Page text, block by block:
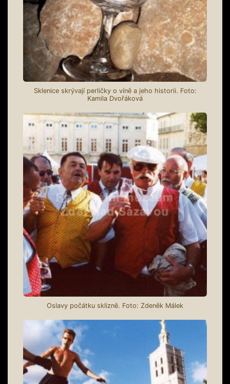
Sklenice skrývají perličky o víně a jeho historii. Foto:
Kamila Dvořáková
Oslavy počátku sklizně. Foto: Zdeněk Málek